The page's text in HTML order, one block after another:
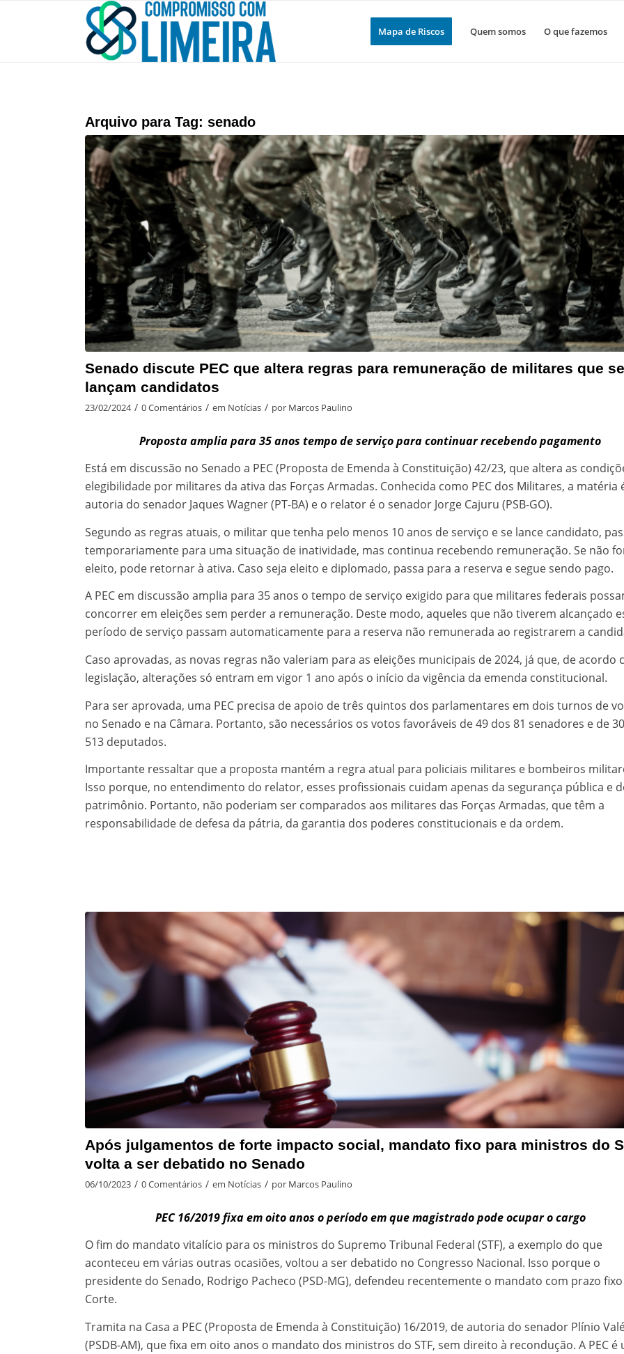
Mapa de Riscos Quem somos O que fazemos
Arquivo para Tag: senado
Senado discute PEC que altera regras para remuneração de militares que se
lançam candidatos
23/02/2024 / 0 Comentários / em Notícias / por Marcos Paulino
Proposta amplia para 35 anos tempo de serviço para continuar recebendo pagamento
Está em discussão no Senado a PEC (Proposta de Emenda à Constituição) 42/23, que altera as
elegibilidade por militares da ativa das Forças Armadas. Conhecida como PEC dos Militares, a matéria
autoria do senador Jaques Wagner (PT-BA) e o relator é o senador Jorge Cajuru (PSB-GO).
Segundo as regras atuais, o militar que tenha pelo menos 10 anos de serviço e se lance candidato,
temporariamente para uma situação de inatividade, mas continua recebendo remuneração. Se não
eleito, pode retornar à ativa. Caso seja eleito e diplomado, passa para a reserva e segue sendo pago.
A PEC em discussão amplia para 35 anos o tempo de serviço exigido para que militares federais
concorrer em eleições sem perder a remuneração. Deste modo, aqueles que não tiverem alcançado
período de serviço passam automaticamente para a reserva não remunerada ao registrarem a
Caso aprovadas, as novas regras não valeriam para as eleições municipais de 2024, já que, de acordo
legislação, alterações só entram em vigor 1 ano após o início da vigência da emenda constitucional.
Para ser aprovada, uma PEC precisa de apoio de três quintos dos parlamentares em dois turnos de
no Senado e na Câmara. Portanto, são necessários os votos favoráveis de 49 dos 81 senadores e de
513 deputados.
Importante ressaltar que a proposta mantém a regra atual para policiais militares e bombeiros
Isso porque, no entendimento do relator, esses profissionais cuidam apenas da segurança pública e
patrimônio. Portanto, não poderiam ser comparados aos militares das Forças Armadas, que têm a
responsabilidade de defesa da pátria, da garantia dos poderes constitucionais e da ordem.
Após julgamentos de forte impacto social, mandato fixo para ministros do
volta a ser debatido no Senado
06/10/2023 / 0 Comentários / em Notícias / por Marcos Paulino
PEC 16/2019 fixa em oito anos o período em que magistrado pode ocupar o cargo
O fim do mandato vitalício para os ministros do Supremo Tribunal Federal (STF), a exemplo do que
aconteceu em várias outras ocasiões, voltou a ser debatido no Congresso Nacional. Isso porque o
presidente do Senado, Rodrigo Pacheco (PSD-MG), defendeu recentemente o mandato com prazo
Corte.
Tramita na Casa a PEC (Proposta de Emenda à Constituição) 16/2019, de autoria do senador Plínio
(PSDB-AM), que fixa em oito anos o mandato dos ministros do STF, sem direito à recondução. A PEC é